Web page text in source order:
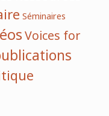
Séminaires
Voices for